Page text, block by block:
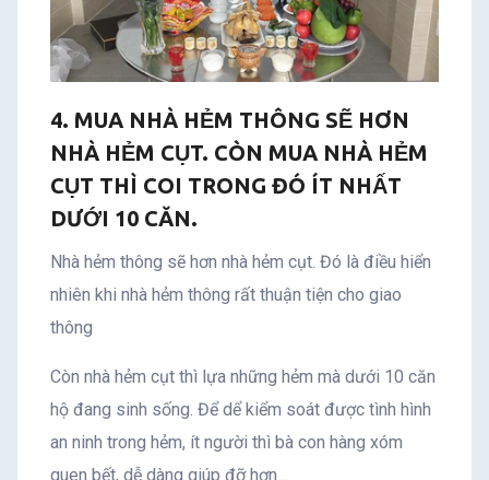
4. MUA NHÀ HẺM THÔNG SẼ HƠN
NHÀ HẺM CỤT. CÒN MUA NHÀ HẺM
CỤT THÌ COI TRONG ĐÓ ÍT NHẤT
DƯỚI 10 CĂN.
Nhà hẻm thông sẽ hơn nhà hẻm cụt. Đó là điều hiển
nhiên khi nhà hẻm thông rất thuận tiện cho giao
thông
Còn nhà hẻm cụt thì lựa những hẻm mà dưới 10 căn
hộ đang sinh sống. Để dể kiểm soát được tình hình
an ninh trong hẻm, ít người thì bà con hàng xóm
quen bết, dễ dàng giúp đỡ hơn…